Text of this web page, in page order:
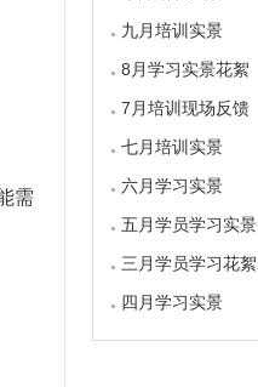
需
九月培训实景
8月学习实景花絮
7月培训现场反馈
七月培训实景
六月学习实景
五月学员学习实景
三月学员学习花絮
四月学习实景